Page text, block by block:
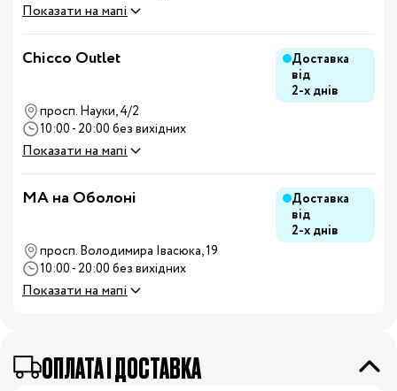
Показати на мапі
Chicco Outlet
Доставка
від
2-х днів
просп. Науки, 4/2
10:00 - 20:00 без вихідних
Показати на мапі
MA на Оболоні
Доставка
від
2-х днів
просп. Володимира Івасюка, 19
10:00 - 20:00 без вихідних
Показати на мапі
OПЛАТА І ДОСТАВКА